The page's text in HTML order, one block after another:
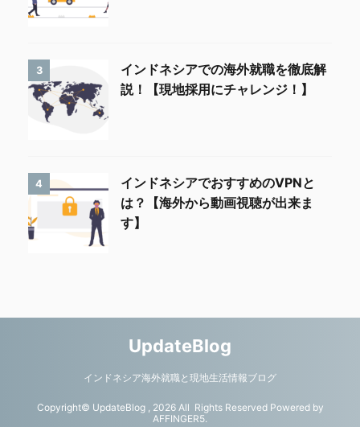
3
インドネシアでの海外就職を徹底解
説！【現地採用にチャレンジ！】
4
インドネシアでおすすめのVPNと
は？【海外から動画視聴が出来ま
す】
UpdateBlog
インドネシア海外就職と現地生活情報ブログ
Copyright© UpdateBlog , 2026 All Rights Reserved Powered by
AFFINGER5.